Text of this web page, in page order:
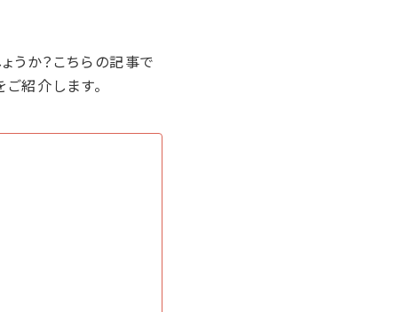
うか？こちらの記事で
紹介します。